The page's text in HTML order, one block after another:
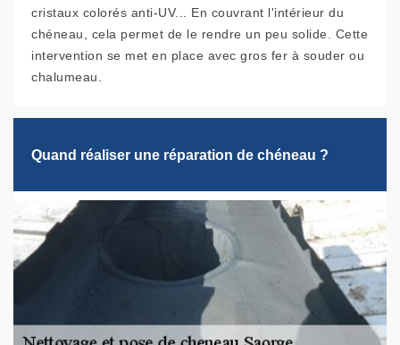
cristaux colorés anti-UV... En couvrant l'intérieur du
chéneau, cela permet de le rendre un peu solide. Cette
intervention se met en place avec gros fer à souder ou
chalumeau.
Quand réaliser une réparation de chéneau ?